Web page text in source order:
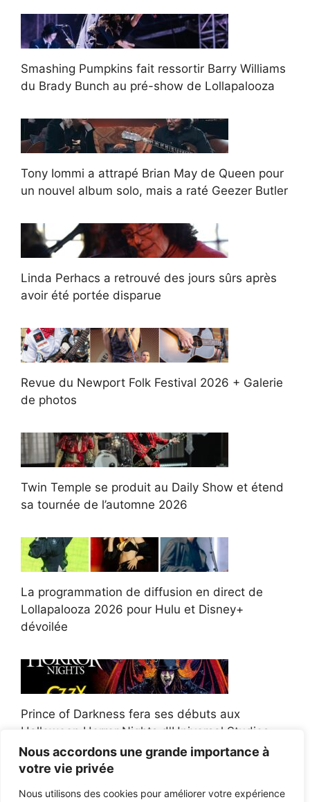
Nous accordons une grande importance à
votre vie privée
Nous utilisons des cookies pour améliorer votre expérience
Smashing Pumpkins fait ressortir Barry Williams
du Brady Bunch au pré-show de Lollapalooza
Tony Iommi a attrapé Brian May de Queen pour
un nouvel album solo, mais a raté Geezer Butler
Linda Perhacs a retrouvé des jours sûrs après
avoir été portée disparue
Revue du Newport Folk Festival 2026 + Galerie
de photos
Twin Temple se produit au Daily Show et étend
sa tournée de l’automne 2026
La programmation de diffusion en direct de
Lollapalooza 2026 pour Hulu et Disney+
dévoilée
Prince of Darkness fera ses débuts aux
Halloween Horror Nights d'Universal Studios